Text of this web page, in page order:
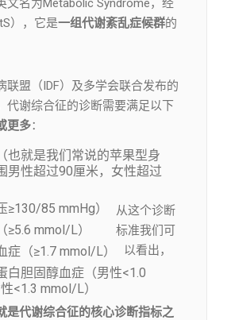
文名为Metabolic Syndrome，经
），它是一组代谢紊乱症候群的
联盟（IDF）及多学会联合发布的
代谢综合征的诊断需要满足以下
更多：
也就是我们常说的苹果型身
男性超过90厘米，女性超过
≥130/85 mmHg）
≥5.6 mmol/L）
症（≥1.7 mmol/L）
白胆固醇血症（男性<1.0
<1.3 mmol/L）
从这个诊断
标准我们可
以看出，
是代谢综合征的核心诊断指标之